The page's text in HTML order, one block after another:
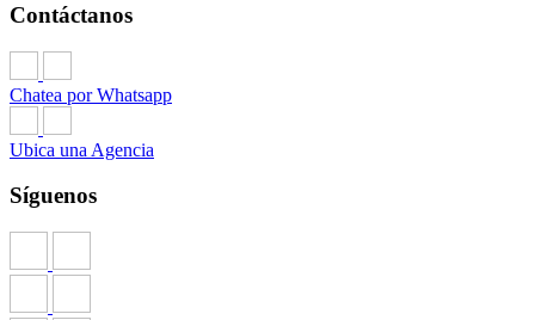
Contáctanos
Chatea por Whatsapp
Ubica una Agencia
Síguenos